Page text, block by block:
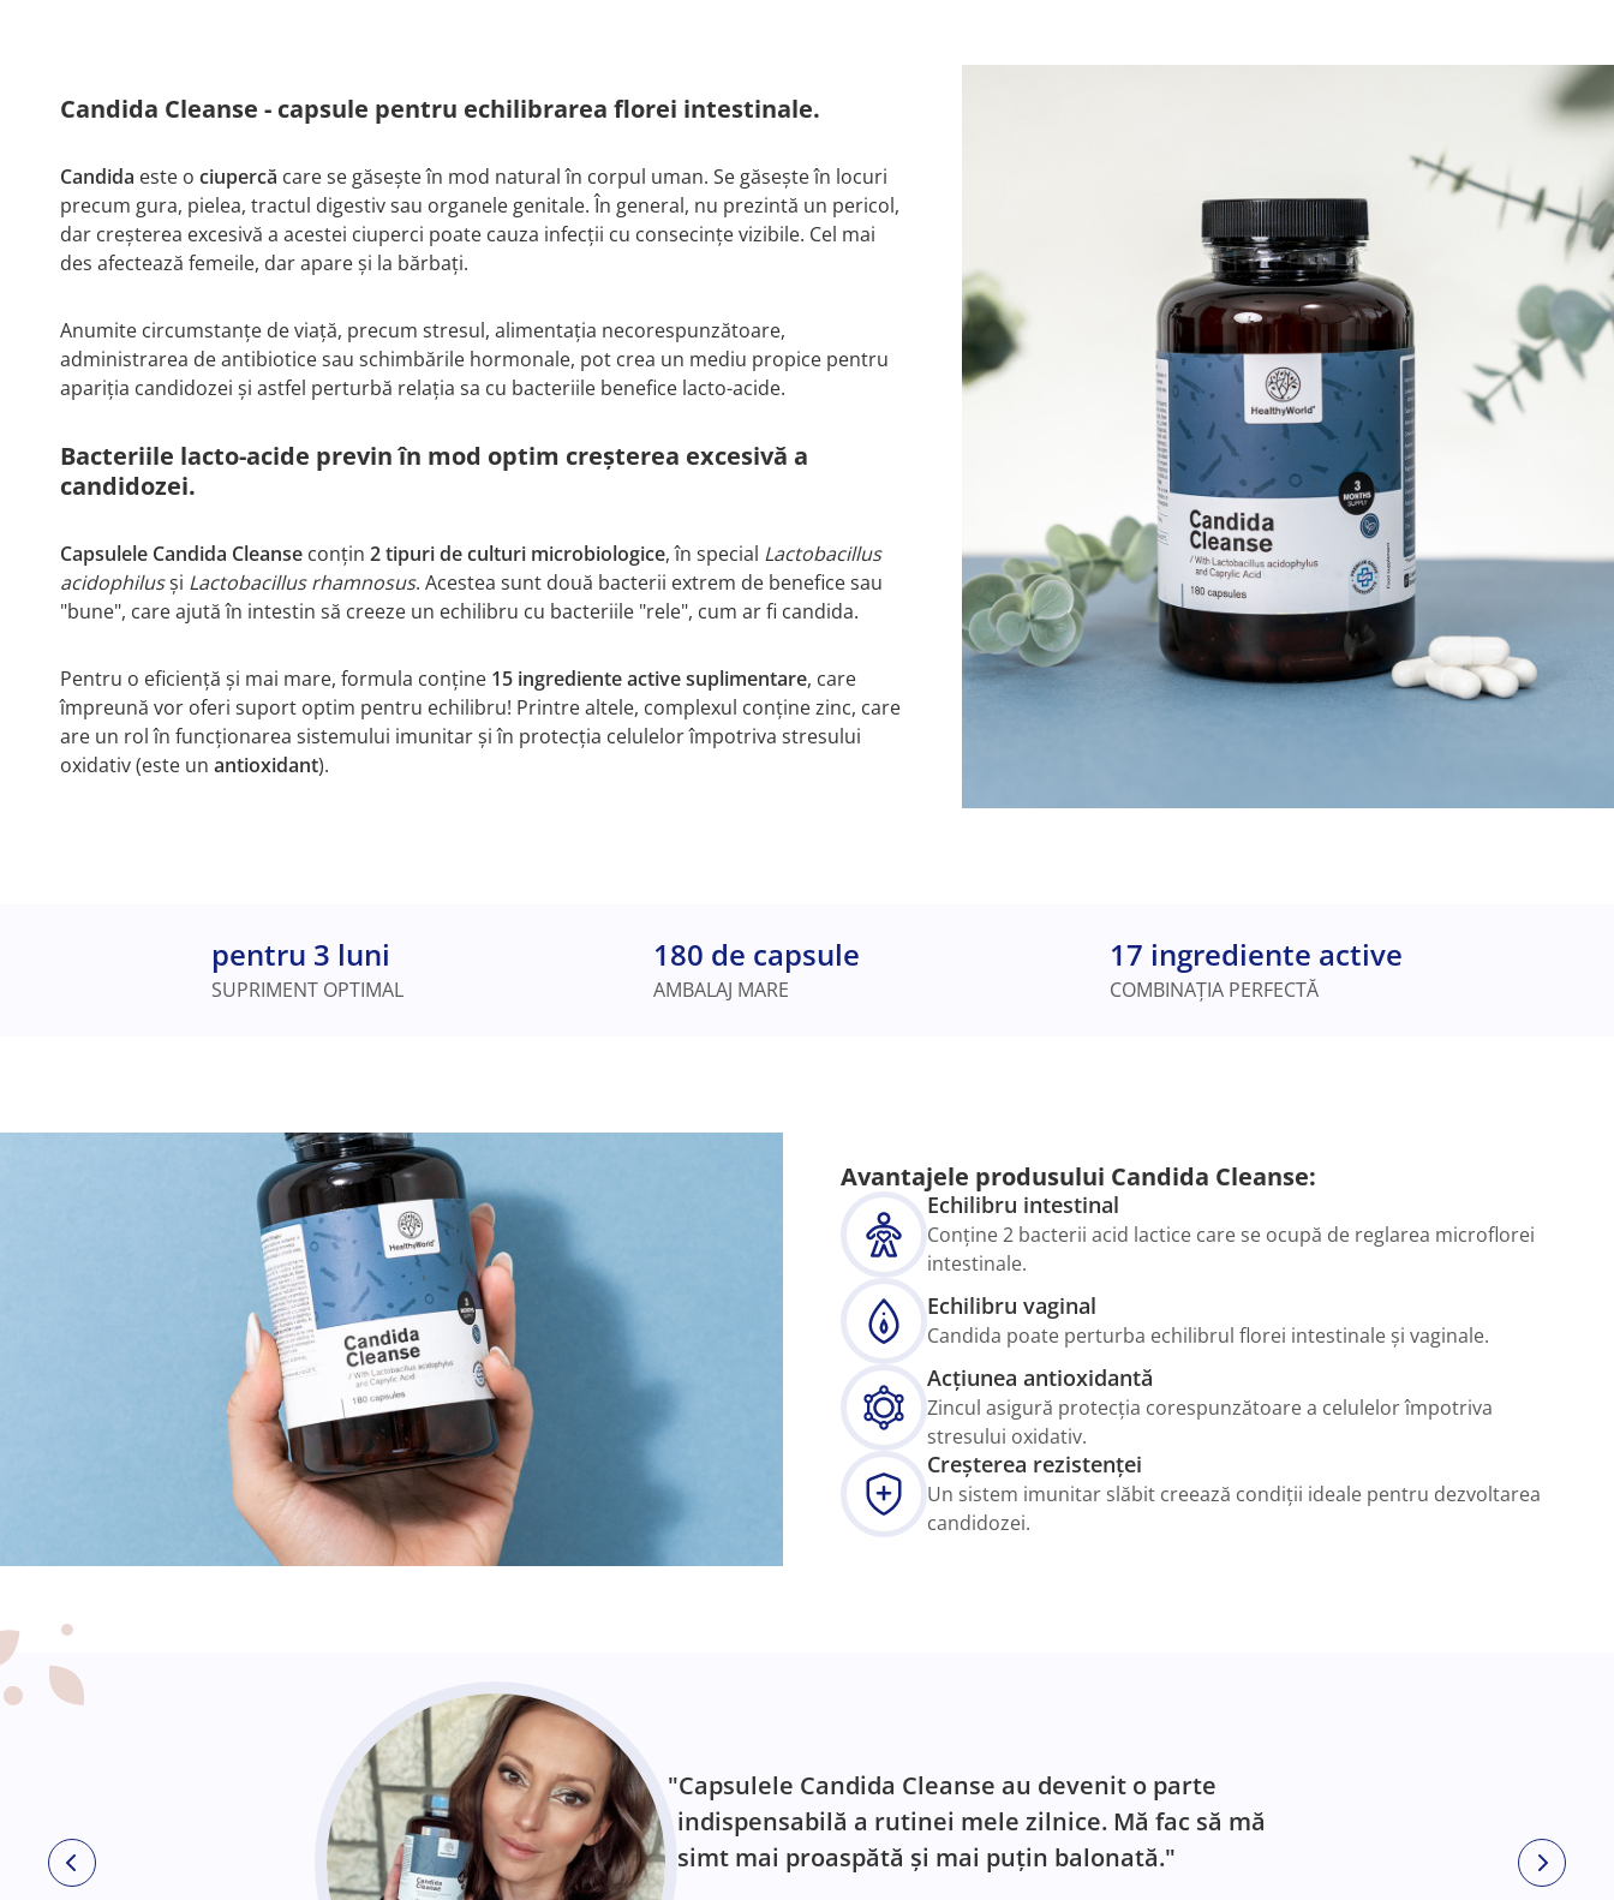
Candida Cleanse - capsule pentru echilibrarea florei intestinale.
Candida este o ciupercă care se găsește în mod natural în corpul uman. Se găsește în locuri
precum gura, pielea, tractul digestiv sau organele genitale. În general, nu prezintă un pericol,
dar creșterea excesivă a acestei ciuperci poate cauza infecții cu consecințe vizibile. Cel mai
des afectează femeile, dar apare și la bărbați.
Anumite circumstanțe de viață, precum stresul, alimentația necorespunzătoare,
administrarea de antibiotice sau schimbările hormonale, pot crea un mediu propice pentru
apariția candidozei și astfel perturbă relația sa cu bacteriile benefice lacto-acide.
Bacteriile lacto-acide previn în mod optim creșterea excesivă a
candidozei.
Capsulele Candida Cleanse conțin 2 tipuri de culturi microbiologice, în special Lactobacillus
acidophilusși Lactobacillus rhamnosus. Acestea sunt două bacterii extrem de benefice sau
"bune", care ajută în intestin să creeze un echilibru cu bacteriile "rele", cum ar fi candida.
Pentru o eficiență și mai mare, formula conține 15 ingrediente active suplimentare, care
împreună vor oferi suport optim pentru echilibru! Printre altele, complexul conține zinc, care
are un rol în funcționarea sistemului imunitar și în protecția celulelor împotriva stresului
oxidativ (este un antioxidant).
pentru 3 luni
SUPRIMENT OPTIMAL
180 de capsule
AMBALAJ MARE
17 ingrediente active
COMBINAȚIA PERFECTĂ
Avantajele produsului Candida Cleanse:
Echilibru intestinal
Conține 2 bacterii acid lactice care se ocupă de reglarea microflorei
intestinale.
Echilibru vaginal
Candida poate perturba echilibrul florei intestinale și vaginale.
Acțiunea antioxidantă
Zincul asigură protecția corespunzătoare a celulelor împotriva
stresului oxidativ.
Creșterea rezistenței
Un sistem imunitar slăbit creează condiții ideale pentru dezvoltarea
candidozei.
"Capsulele Candida Cleanse au devenit o parte
indispensabilă a rutinei mele zilnice. Mă fac să mă
simt mai proaspătă și mai puțin balonată."